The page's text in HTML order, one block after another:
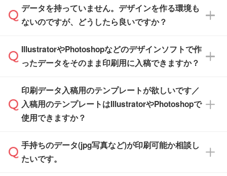
ル」に注文予定日をご入力いただくと、おおよ
その締切日や出荷目安をご確認いただけます。
品が決まりましたらお早めのご発注をお願いい
たします。
※土日祝日を除く営業日換算です。
※沖縄・離島は追加日数がかかります。
す。(透明袋、デザイン袋など)
【個包装なし】 個包装がされていない状態で
※化粧箱から白箱への入れ替えや、オリジナル
箱の作成は原則承っておりません。
データを持っていません。デザインを作る環境も
ないのですが、どうしたら良いですか？
無料の「デザインシミュレーター」を使えば、
PCやスマホから簡単にデザインを作成できま
ザインソフトがなくても安心です。
また、「データ作成サービス
せいただければ、弊社にて無料でデザインデー
タを1点作成いたします。
IllustratorやPhotoshopなどのデザインソフトで作
ったデータをそのまま印刷用に入稿できますか？
IllustratorやPhotoshop、CLIP STUDIOなどのデ
ザインソフトでこだわりのデザインを作成した
い方は、完全データ入稿
積・ご注文フォームにアップロードしてご入稿
ください。
印刷データ入稿用のテンプレートが欲しいです／
入稿用のテンプレートはIllustratorやPhotoshopで
使用できますか？
一部商品は入稿用テンプレートのご用意があり
ます。各商品ページの『印刷方法・テンプレー
手持ちのデータ(jpg写真など)が印刷可能か相談し
たいです。